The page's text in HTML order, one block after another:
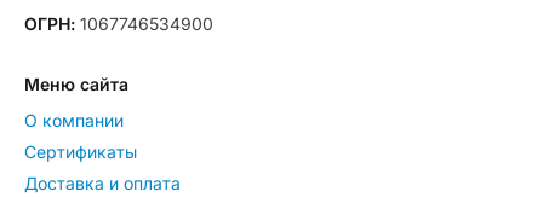
ОГРН: 1067746534900
Меню сайта
О компании
Сертификаты
Доставка и оплата